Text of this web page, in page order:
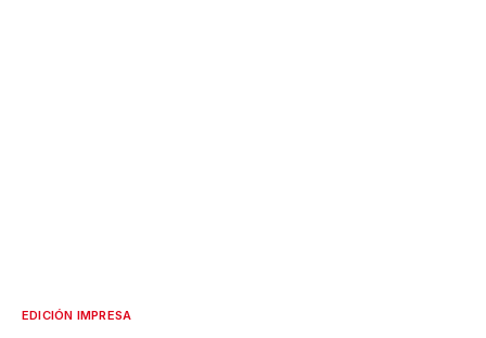
EDICIÓN IMPRESA